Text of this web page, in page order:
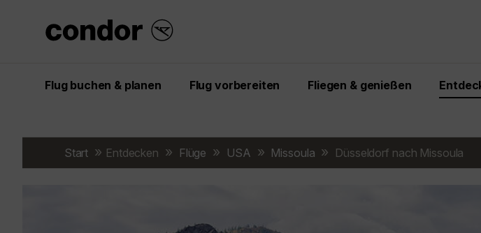
Flug buchen & planen Flug vorbereiten Fliegen & genießen
Start Entdecken Flüge USA Missoula Düsseldorf nach Missoula